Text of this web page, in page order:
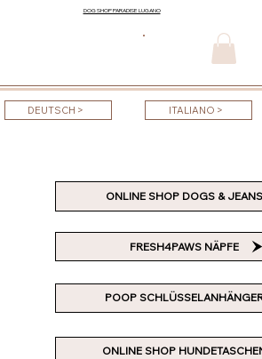
DOG SHOP PARADISE LUGANO
DEUTSCH > ITALIANO >
ONLINE SHOP
ONLINE SHOP DOGS & JEANS
FRESH4PAWS NÄPFE
POOP